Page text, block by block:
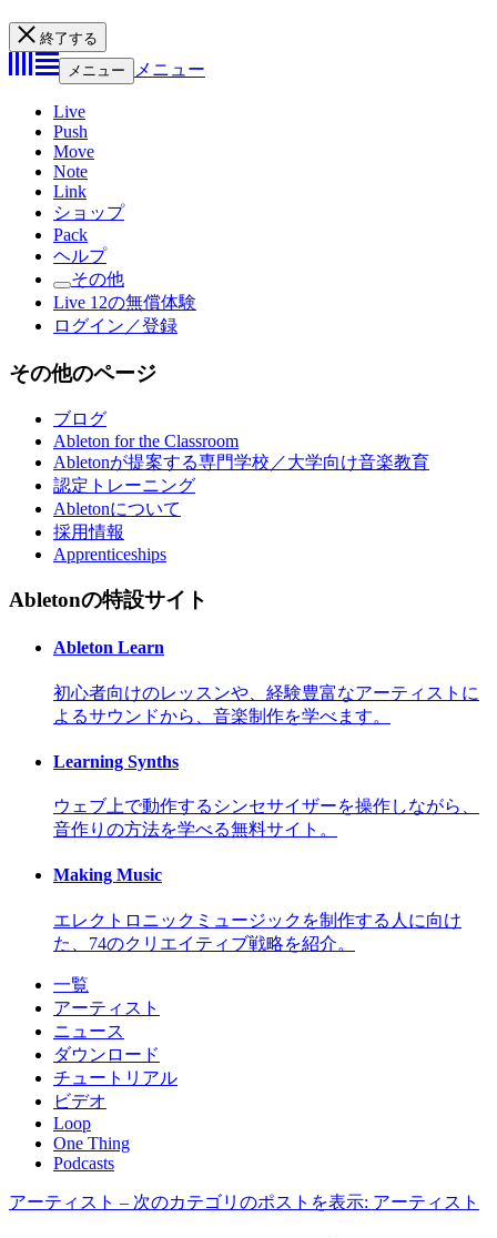
終了する
メニュー
メニュー
Live
Push
Move
Note
Link
ショップ
Pack
ヘルプ
その他
Live 12の無償体験
ログイン／登録
その他のページ
ブログ
Ableton for the Classroom
Abletonが提案する専門学校／大学向け音楽教育
認定トレーニング
Abletonについて
採用情報
Apprenticeships
Abletonの特設サイト
Ableton Learn
初心者向けのレッスンや、経験豊富なアーティストに
よるサウンドから、音楽制作を学べます。
Learning Synths
ウェブ上で動作するシンセサイザーを操作しながら、
音作りの方法を学べる無料サイト。
Making Music
エレクトロニックミュージックを制作する人に向け
た、74のクリエイティブ戦略を紹介。
一覧
アーティスト
ニュース
ダウンロード
チュートリアル
ビデオ
Loop
One Thing
Podcasts
アーティスト – 次のカテゴリのポストを表示: アーティスト